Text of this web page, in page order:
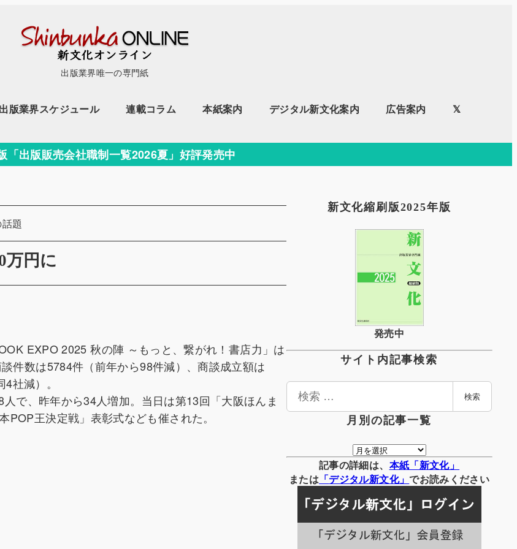
出版業界唯一の専門紙
出版業界スケジュール 連載コラム 本紙案内 デジタル新文化案内 広告案内 𝕏
「出版販売会社職制一覧2026夏」好評発売中
万円に
題
EXPO 2025 秋の陣 ～もっと、繋がれ！書店力」は
件数は5784件（前年から98件減）、商談成立額は
社減）。
で、昨年から34人増加。当日は第13回「大阪ほんま
王決定戦」表彰式なども催された。
新文化縮刷版2025年版
発売中
サイト内記事検索
検
検索
月別の記事一覧
月
別
の
事
一
覧
記事の詳細は、 本紙「新文化」
または 「デジタル新文化」でお読みください